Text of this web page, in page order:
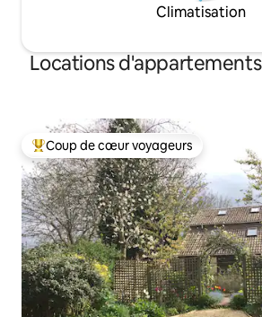
Climatisation
Locations
Coups de cœur voyageurs les plus
Coup de cœur voyageurs